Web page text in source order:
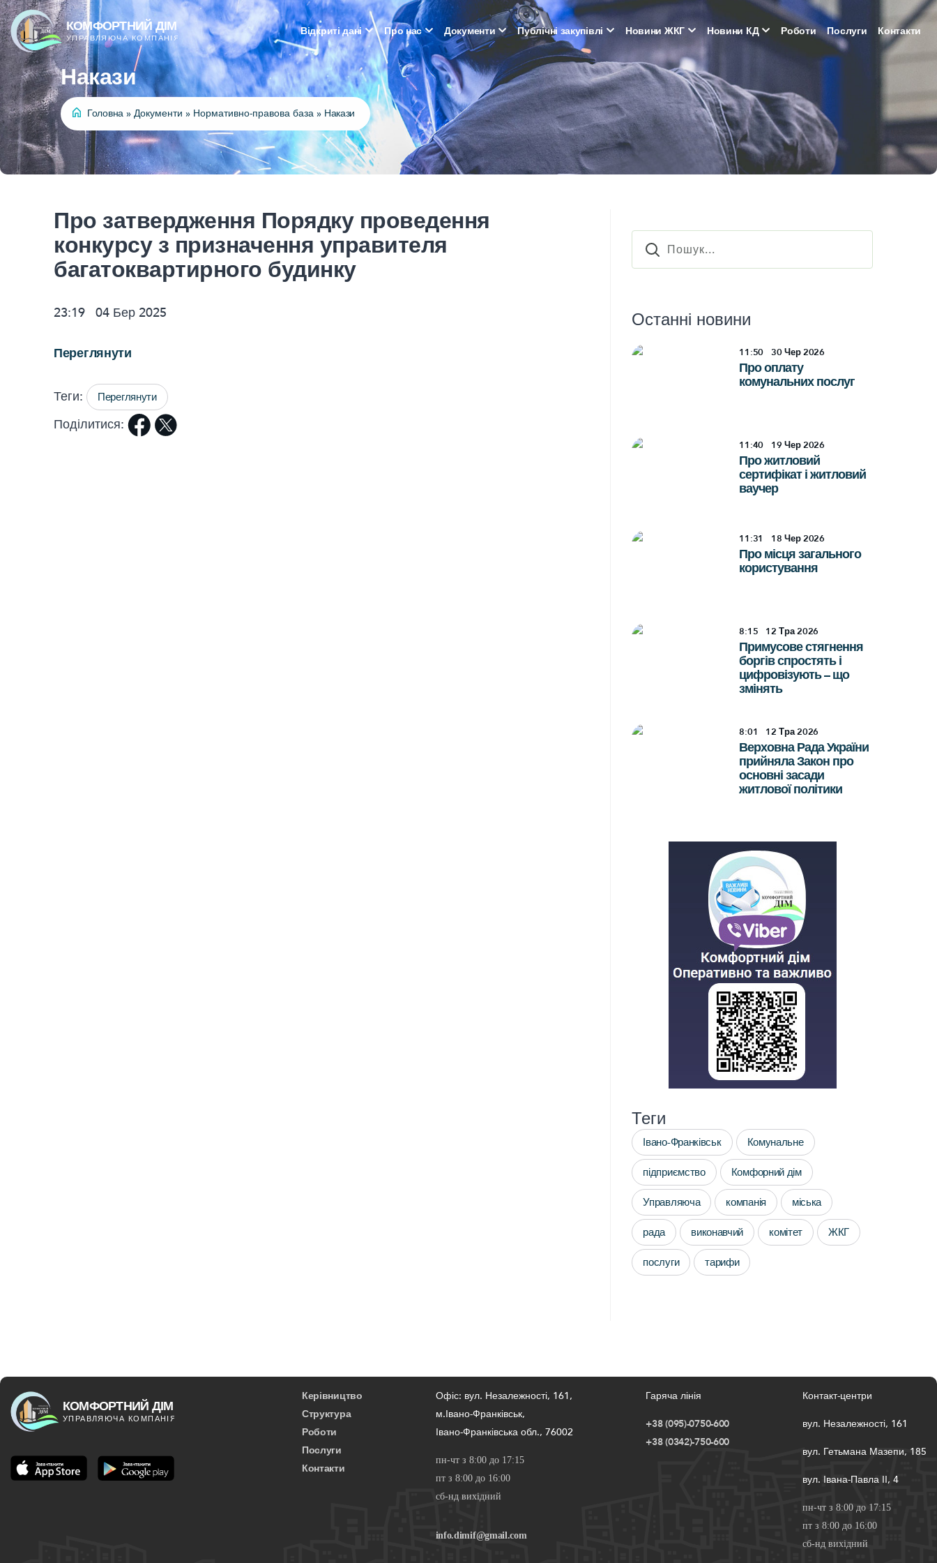
Відкриті дані Про нас Документи Публічні закупівлі Новини ЖКГ Новини КД Роботи Послуги Контакти
Накази
Головна» Документи » Нормативно-правова база» Накази
Про затвердження Порядку проведення
конкурсу з призначення управителя
багатоквартирного будинку
23:19 04 Бер 2025
Переглянути
Теги: Переглянути
Поділитися:
Останні новини
11:5030Чер 2026
Про оплату
комунальних послуг
11:40 19 Чер 2026
Про житловий
сертифікат і житловий
ваучер
11:31 18 Чер 2026
Про місця загального
користування
8:15 12 Тра 2026
Примусове стягнення
боргів спростять і
цифровізують – що
змінять
8:01 12 Тра 2026
Верховна Рада України
прийняла Закон про
основні засади
житлової політики
Теги
Івано-Франківськ Комунальне
підприємство Комфорний дім
Управляюча компанія міська
рада виконавчий комітет ЖКГ
послуги тарифи
Керівництво
Структура
Роботи
Послуги
Контакти
Офіс: вул. Незалежності, 161,
м.Івано-Франківськ,
Івано-Франківська обл., 76002
пн-чт з 8:00 до 17:15
пт з 8:00 до 16:00
сб-нд вихідний
info.dimif@gmail.com
Гаряча лінія
+38 (095)-0750-600
+38 (0342)-750-600
Контакт-центри
вул. Незалежності, 161
вул. Гетьмана Мазепи, 185
вул. Івана-Павла ІІ, 4
пн-чт з 8:00 до 17:15
пт з 8:00 до 16:00
сб-нд вихідний